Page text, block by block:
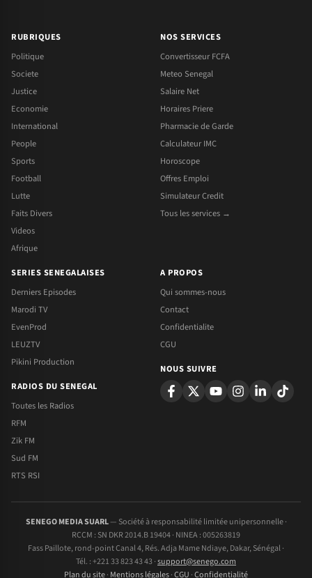
RUBRIQUES
Politique
Societe
Justice
Economie
International
People
Sports
Football
Lutte
Faits Divers
Videos
Afrique
NOS SERVICES
Convertisseur FCFA
Meteo Senegal
Salaire Net
Horaires Priere
Pharmacie de Garde
Calculateur IMC
Horoscope
Offres Emploi
Simulateur Credit
Tous les services →
SERIES SENEGALAISES
Derniers Episodes
Marodi TV
EvenProd
LEUZTV
Pikini Production
RADIOS DU SENEGAL
Toutes les Radios
RFM
Zik FM
Sud FM
RTS RSI
A PROPOS
Qui sommes-nous
Contact
Confidentialite
CGU
NOUS SUIVRE
SENEGO MEDIA SUARL— Société à responsabilité limitée unipersonnelle ·
RCCM : SN DKR 2014.B 19404 · NINEA : 005263819
Fass Paillote, rond-point Canal 4, Rés. Adja Mame Ndiaye, Dakar, Sénégal ·
Tél. : +221 33 823 43 43 ·support@senego.com
Plan du site· Mentions légales·CGU ·Confidentialité